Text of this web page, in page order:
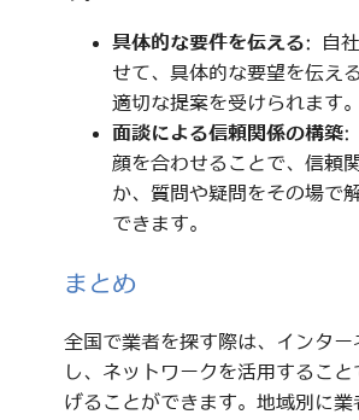
具体的な要件を伝える: 自
せて、具体的な要望を伝え
適切な提案を受けられます。
面談による信頼関係の構築:
顔を合わせることで、信頼
か、質問や疑問をその場で
できます。
まとめ
全国で業者を探す際は、インター
し、ネットワークを活用するこ
げることができます。地域別に業